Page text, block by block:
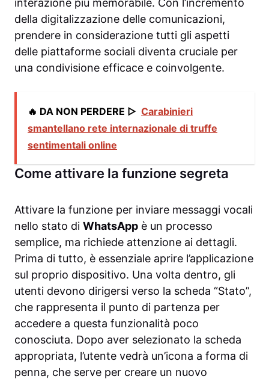
interazione più memorabile. Con l’incremento
della digitalizzazione delle comunicazioni,
prendere in considerazione tutti gli aspetti
delle piattaforme sociali diventa cruciale per
una condivisione efficace e coinvolgente.
🔥 DA NON PERDERE ▷ Carabinieri
smantellano rete internazionale di truffe
sentimentali online
Come attivare la funzione segreta
Attivare la funzione per inviare messaggi vocali
nello stato di WhatsApp è un processo
semplice, ma richiede attenzione ai dettagli.
Prima di tutto, è essenziale aprire l’applicazione
sul proprio dispositivo. Una volta dentro, gli
utenti devono dirigersi verso la scheda “Stato”,
che rappresenta il punto di partenza per
accedere a questa funzionalità poco
conosciuta. Dopo aver selezionato la scheda
appropriata, l’utente vedrà un’icona a forma di
penna, che serve per creare un nuovo